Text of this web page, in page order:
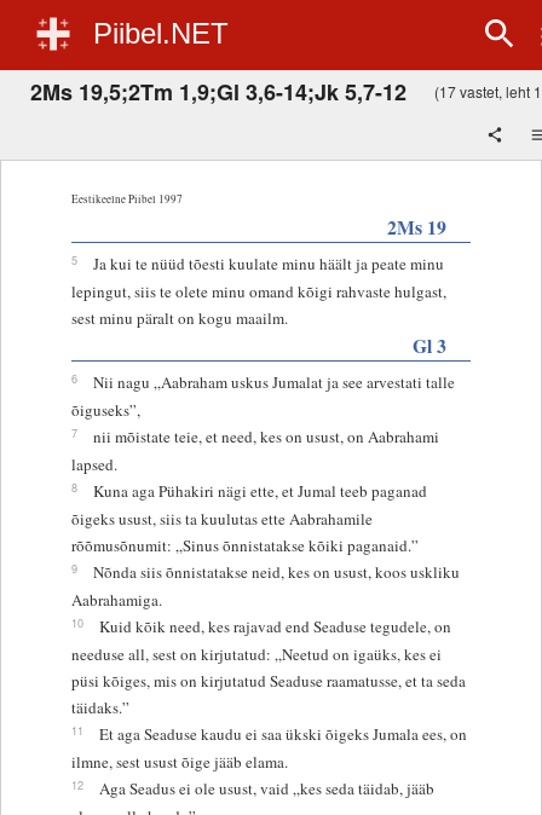
Piibel.NET
2Ms 19,5;2Tm 1,9;Gl 3,6-14;Jk 5,7-12 (17 vastet, leht
Eestikeelne Piibel 1997
2Ms 19
5
Ja kui te nüüd tõesti kuulate minu häält ja peate minu
lepingut, siis te olete minu omand kõigi rahvaste hulgast,
sest minu päralt on kogu maailm.
Gl 3
6
Nii nagu „Aabraham uskus Jumalat ja see arvestati talle
õiguseks”,
7
nii mõistate teie, et need, kes on usust, on Aabrahami
lapsed.
8
Kuna aga Pühakiri nägi ette, et Jumal teeb paganad
õigeks usust, siis ta kuulutas ette Aabrahamile
rõõmusõnumit: „Sinus õnnistatakse kõiki paganaid.”
9
Nõnda siis õnnistatakse neid, kes on usust, koos uskliku
Aabrahamiga.
10
Kuid kõik need, kes rajavad end Seaduse tegudele, on
needuse all, sest on kirjutatud: „Neetud on igaüks, kes ei
püsi kõiges, mis on kirjutatud Seaduse raamatusse, et ta seda
täidaks.”
11
Et aga Seaduse kaudu ei saa ükski õigeks Jumala ees, on
ilmne, sest usust õige jääb elama.
12
Aga Seadus ei ole usust, vaid „kes seda täidab, jääb